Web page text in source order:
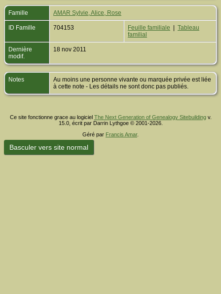
Famille AMAR Sylvie, Alice, Rose
ID Famille 704153 Feuille familiale
Tableau
familial
Dernière
modif.
18 nov 2011
Notes
Au moins une personne vivante ou marquée privée est liée
à cette note - Les détails ne sont donc pas publiés.
Ce site fonctionne grace au logiciel The Next Generation of Genealogy Sitebuildingv.
15.0, écrit par Darrin Lythgoe © 2001-2026.
Géré par Francis Amar.
Basculer vers site normal